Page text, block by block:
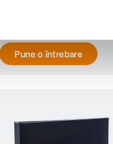
Pune o întrebare